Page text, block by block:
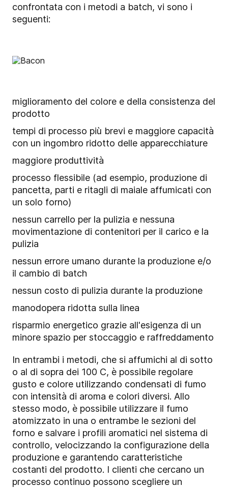
confrontata con i metodi a batch, vi sono i
seguenti:
miglioramento del colore e della consistenza del
prodotto
tempi di processo più brevi e maggiore capacità
con un ingombro ridotto delle apparecchiature
maggiore produttività
processo flessibile (ad esempio, produzione di
pancetta, parti e ritagli di maiale affumicati con
un solo forno)
nessun carrello per la pulizia e nessuna
movimentazione di contenitori per il carico e la
pulizia
nessun errore umano durante la produzione e/o
il cambio di batch
nessun costo di pulizia durante la produzione
manodopera ridotta sulla linea
risparmio energetico grazie all'esigenza di un
minore spazio per stoccaggio e raffreddamento
In entrambi i metodi, che si affumichi al di sotto
o al di sopra dei 100 C, è possibile regolare
gusto e colore utilizzando condensati di fumo
con intensità di aroma e colori diversi. Allo
stesso modo, è possibile utilizzare il fumo
atomizzato in una o entrambe le sezioni del
forno e salvare i profili aromatici nel sistema di
controllo, velocizzando la configurazione della
produzione e garantendo caratteristiche
costanti del prodotto. I clienti che cercano un
processo continuo possono scegliere un